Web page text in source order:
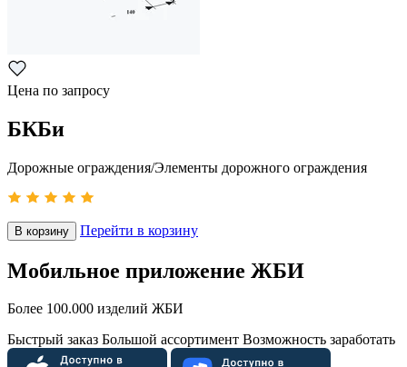
Цена по запросу
БКБи
Дорожные ограждения/Элементы дорожного ограждения
В корзину Перейти в корзину
Мобильное приложение ЖБИ
Более 100.000 изделий ЖБИ
Быстрый заказ Большой ассортимент Возможность заработать